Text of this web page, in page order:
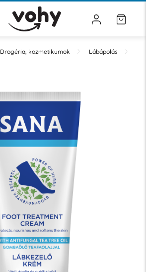
Drogéria, kozmetikumok Lábápolás